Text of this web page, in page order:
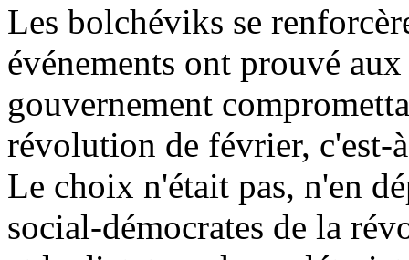
Les bolchéviks se
événements ont prouvé
gouvernement
révolution de février, c'est-
Le choix n'était pas, n'en
social-démocrates de la